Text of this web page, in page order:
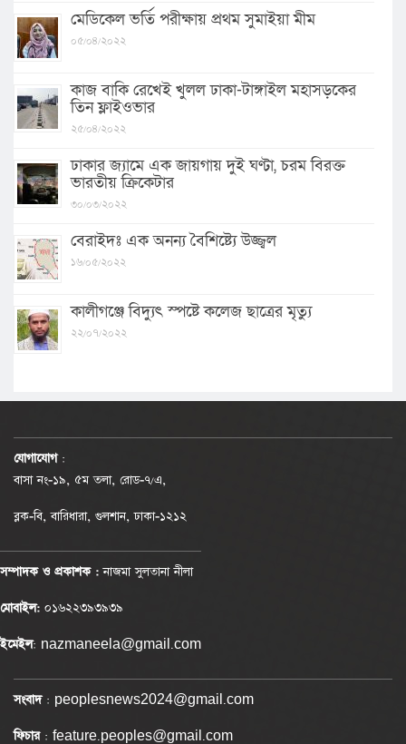
মেডিকেল ভর্তি পরীক্ষায় প্রথম সুমাইয়া মীম
০৫/০৪/২০২২
কাজ বাকি রেখেই খুলল ঢাকা-টাঙ্গাইল মহাসড়কের
তিন ফ্লাইওভার
২৫/০৪/২০২২
ঢাকার জ্যামে এক জায়গায় দুই ঘণ্টা, চরম বিরক্ত
ভারতীয় ক্রিকেটার
৩০/০৩/২০২২
বেরাইদঃ এক অনন্য বৈশিষ্ট্যে উজ্জ্বল
১৬/০৫/২০২২
কালীগঞ্জে বিদ্যুৎ স্পষ্টে কলেজ ছাত্রের মৃত্যু
২২/০৭/২০২২
যোগাযোগ :
বাসা নং-১৯, ৫ম তলা, রোড-৭/এ,
ব্লক-বি, বারিধারা, গুলশান, ঢাকা-১২১২
সম্পাদক ও প্রকাশক :নাজমা সুলতানা নীলা
মোবাইল: ০১৬২২৩৯৩৯৩৯
ইমেইল: nazmaneela@gmail.com
সংবাদ: peoplesnews2024@gmail.com
ফিচার: feature.peoples@gmail.com